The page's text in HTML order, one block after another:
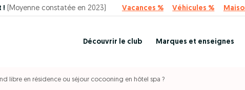
! (Moyenne constatée en 2023) Vacances % Véhicules %
Découvrir le club Marques et enseignes
libre en résidence ou séjour cocooning en hôtel spa ?